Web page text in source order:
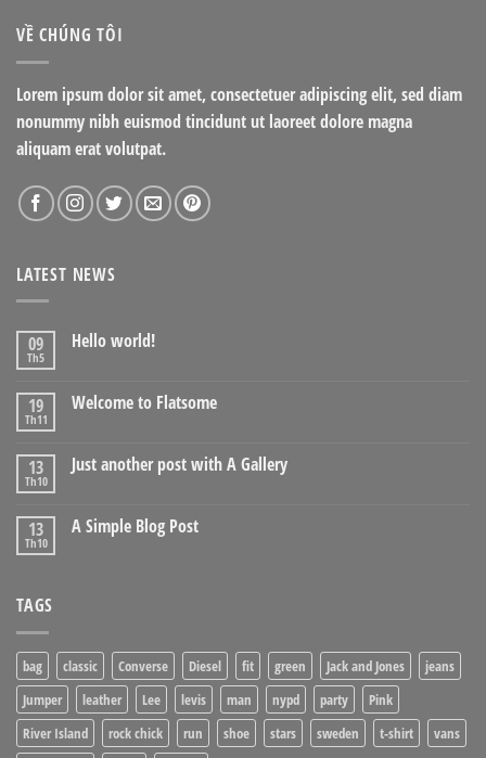
VỀ CHÚNG TÔI
Lorem ipsum dolor sit amet, consectetuer adipiscing elit, sed diam
nonummy nibh euismod tincidunt ut laoreet dolore magna
aliquam erat volutpat.
LATEST NEWS
09
Th5
Hello world!
19
Th11
Welcome to Flatsome
13
Th10
Just another post with A Gallery
13
Th10
A Simple Blog Post
TAGS
bag classic Converse Diesel fit green Jack and Jones
jeans
Jumper
leather Lee levis man nypd party
Pink
River Island
rock chick run shoe stars sweden t-shirt
vans